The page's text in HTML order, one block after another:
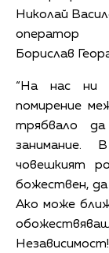
Николай
оператор
Борислав
“На нас ни
помирение
трябвало
занимание.
човешкият
божествен,
Ако може